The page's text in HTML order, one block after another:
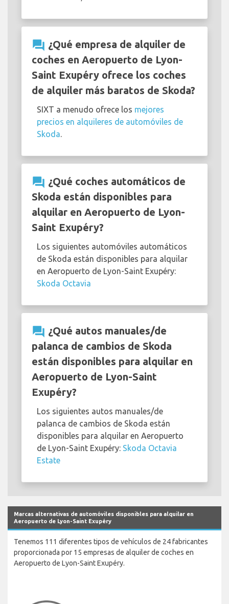
question_answer ¿Qué empresa de alquiler de
coches en Aeropuerto de Lyon-
Saint Exupéry ofrece los coches
de alquiler más baratos de Skoda?
SIXT a menudo ofrece los mejores
precios en alquileres de automóviles de
Skoda.
question_answer ¿Qué coches automáticos de
Skoda están disponibles para
alquilar en Aeropuerto de Lyon-
Saint Exupéry?
Los siguientes automóviles automáticos
de Skoda están disponibles para alquilar
en Aeropuerto de Lyon-Saint Exupéry:
Skoda Octavia
question_answer ¿Qué autos manuales/de
palanca de cambios de Skoda
están disponibles para alquilar en
Aeropuerto de Lyon-Saint
Exupéry?
Los siguientes autos manuales/de
palanca de cambios de Skoda están
disponibles para alquilar en Aeropuerto
de Lyon-Saint Exupéry: Skoda Octavia
Estate
Marcas alternativas de automóviles disponibles para alquilar en
Aeropuerto de Lyon-Saint Exupéry
Tenemos 111 diferentes tipos de vehículos de 24 fabricantes
proporcionada por 15 empresas de alquiler de coches en
Aeropuerto de Lyon-Saint Exupéry.